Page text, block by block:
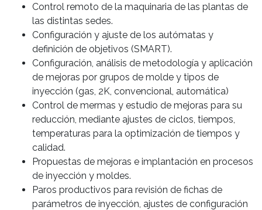
Control remoto de la maquinaria de las plantas de
las distintas sedes.
Configuración y ajuste de los autómatas y
definición de objetivos (SMART).
Configuración, análisis de metodología y aplicación
de mejoras por grupos de molde y tipos de
inyección (gas, 2K, convencional, automática)
Control de mermas y estudio de mejoras para su
reducción, mediante ajustes de ciclos, tiempos,
temperaturas para la optimización de tiempos y
calidad.
Propuestas de mejoras e implantación en procesos
de inyección y moldes.
Paros productivos para revisión de fichas de
parámetros de inyección, ajustes de configuración